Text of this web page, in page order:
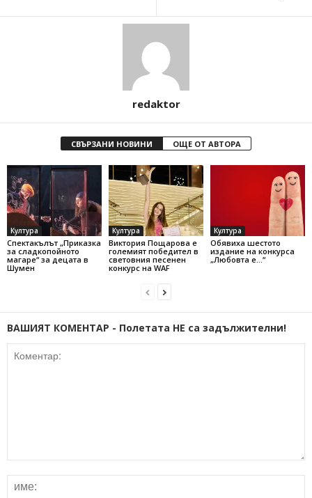
redaktor
СВЪРЗАНИ НОВИНИ ОЩЕ ОТ АВТОРА
Култура
Спектакълът „Приказка
за сладкопойното
магаре“ за децата в
Шумен
Култура
Виктория Пощарова е
големият победител в
световния песенен
конкурс на WAF
Култура
Обявиха шестото
издание на конкурса
„Любовта е…“
ВАШИЯТ КОМЕНТАР - Полетата НЕ са задължителни!